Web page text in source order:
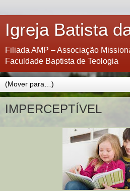
Igreja Batista
Filiada AMP – Associação
Faculdade Baptista de Teologia
IMPERCEPTÍVEL